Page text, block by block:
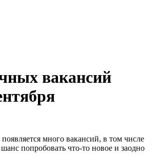
вакансий
много вакансий, в том числе
попробовать что-то новое и заодно